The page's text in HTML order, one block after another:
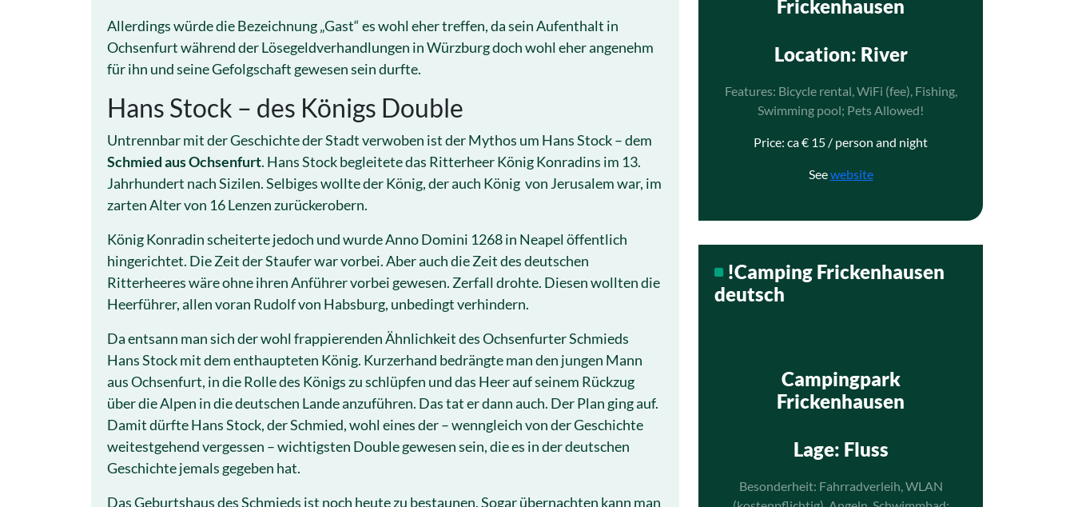
Allerdings würde die Bezeichnung „Gast“ es wohl eher treffen, da sein Aufenthalt in
Ochsenfurt während der Lösegeldverhandlungen in Würzburg doch wohl eher angenehm
für ihn und seine Gefolgschaft gewesen sein durfte.
Hans Stock – des Königs Double
Untrennbar mit der Geschichte der Stadt verwoben ist der Mythos um Hans Stock – dem
Schmied aus Ochsenfurt. Hans Stock begleitete das Ritterheer König Konradins im 13.
Jahrhundert nach Sizilen. Selbiges wollte der König, der auch König von Jerusalem war, im
zarten Alter von 16 Lenzen zurückerobern.
König Konradin scheiterte jedoch und wurde Anno Domini 1268 in Neapel öffentlich
hingerichtet. Die Zeit der Staufer war vorbei. Aber auch die Zeit des deutschen
Ritterheeres wäre ohne ihren Anführer vorbei gewesen. Zerfall drohte. Diesen wollten die
Heerführer, allen voran Rudolf von Habsburg, unbedingt verhindern.
Da entsann man sich der wohl frappierenden Ähnlichkeit des Ochsenfurter Schmieds
Hans Stock mit dem enthaupteten König. Kurzerhand bedrängte man den jungen Mann
aus Ochsenfurt, in die Rolle des Königs zu schlüpfen und das Heer auf seinem Rückzug
über die Alpen in die deutschen Lande anzuführen. Das tat er dann auch. Der Plan ging auf.
Damit dürfte Hans Stock, der Schmied, wohl eines der – wenngleich von der Geschichte
weitestgehend vergessen – wichtigsten Double gewesen sein, die es in der deutschen
Geschichte jemals gegeben hat.
Das Geburtshaus des Schmieds ist noch heute zu bestaunen. Sogar übernachten kann man
Frickenhausen
Location: River
Features: Bicycle rental, WiFi (fee), Fishing,
Swimming pool; Pets Allowed!
Price: ca € 15 / person and night
Seewebsite
!Camping Frickenhausen
deutsch
Campingpark
Frickenhausen
Lage: Fluss
Besonderheit: Fahrradverleih, WLAN